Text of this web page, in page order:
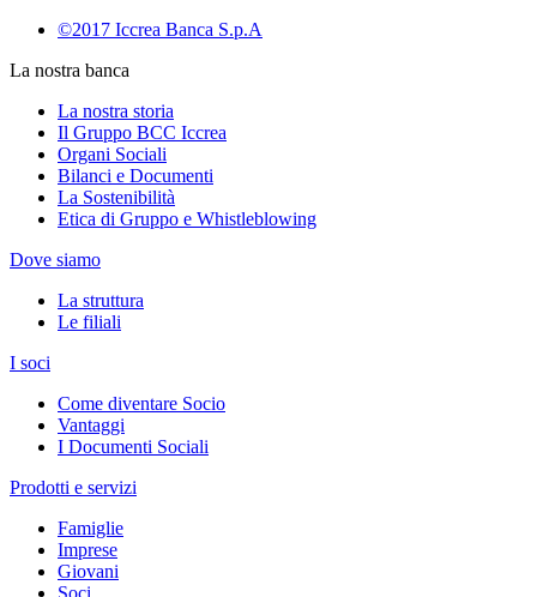
©2017 Iccrea Banca S.p.A
La nostra banca
La nostra storia
Il Gruppo BCC Iccrea
Organi Sociali
Bilanci e Documenti
La Sostenibilità
Etica di Gruppo e Whistleblowing
Dove siamo
La struttura
Le filiali
I soci
Come diventare Socio
Vantaggi
I Documenti Sociali
Prodotti e servizi
Famiglie
Imprese
Giovani
Soci